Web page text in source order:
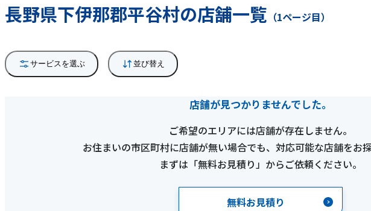
長野県下伊那郡平谷村の店舗一覧 （1ページ目）
サービスを選ぶ 並び替え
店舗が見つかりませんでした。
ご希望のエリアには店舗が存在しません。
お住まいの市区町村に店舗が無い場合でも、対応可能な店舗をお探
まずは「無料お見積り」からご依頼ください。
無料お見積り